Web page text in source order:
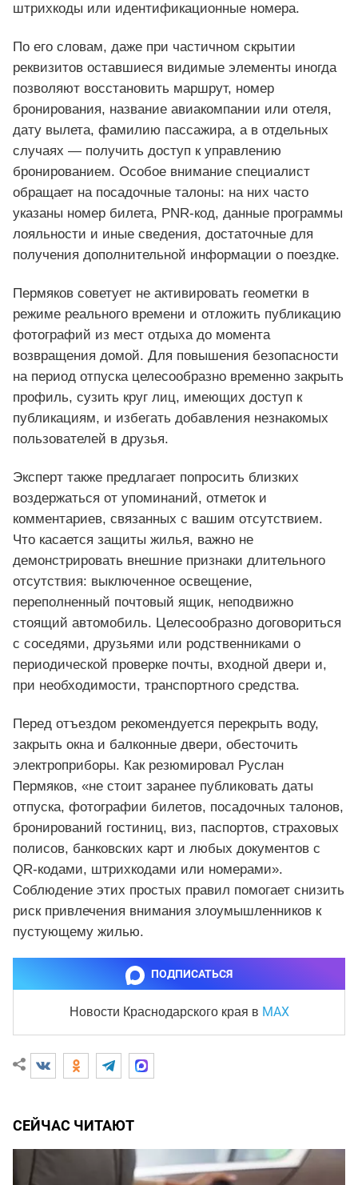
штрихкоды или идентификационные номера.
По его словам, даже при частичном скрытии
реквизитов оставшиеся видимые элементы иногда
позволяют восстановить маршрут, номер
бронирования, название авиакомпании или отеля,
дату вылета, фамилию пассажира, а в отдельных
случаях — получить доступ к управлению
бронированием. Особое внимание специалист
обращает на посадочные талоны: на них часто
указаны номер билета, PNR-код, данные программы
лояльности и иные сведения, достаточные для
получения дополнительной информации о поездке.
Пермяков советует не активировать геометки в
режиме реального времени и отложить публикацию
фотографий из мест отдыха до момента
возвращения домой. Для повышения безопасности
на период отпуска целесообразно временно закрыть
профиль, сузить круг лиц, имеющих доступ к
публикациям, и избегать добавления незнакомых
пользователей в друзья.
Эксперт также предлагает попросить близких
воздержаться от упоминаний, отметок и
комментариев, связанных с вашим отсутствием.
Что касается защиты жилья, важно не
демонстрировать внешние признаки длительного
отсутствия: выключенное освещение,
переполненный почтовый ящик, неподвижно
стоящий автомобиль. Целесообразно договориться
с соседями, друзьями или родственниками о
периодической проверке почты, входной двери и,
при необходимости, транспортного средства.
Перед отъездом рекомендуется перекрыть воду,
закрыть окна и балконные двери, обесточить
электроприборы. Как резюмировал Руслан
Пермяков, «не стоит заранее публиковать даты
отпуска, фотографии билетов, посадочных талонов,
бронирований гостиниц, виз, паспортов, страховых
полисов, банковских карт и любых документов с
QR-кодами, штрихкодами или номерами».
Соблюдение этих простых правил помогает снизить
риск привлечения внимания злоумышленников к
пустующему жилью.
ПОДПИСАТЬСЯ
Новости Краснодарского края в MAX
СЕЙЧАС ЧИТАЮТ